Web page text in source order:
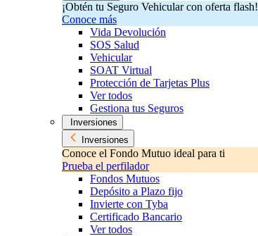
¡Obtén tu Seguro Vehicular con oferta flash!
Conoce más
Vida Devolución
SOS Salud
Vehicular
SOAT Virtual
Protección de Tarjetas Plus
Ver todos
Gestiona tus Seguros
Inversiones
Inversiones
Conoce el Fondo Mutuo ideal para ti
Prueba el perfilador
Fondos Mutuos
Depósito a Plazo fijo
Invierte con Tyba
Certificado Bancario
Ver todos